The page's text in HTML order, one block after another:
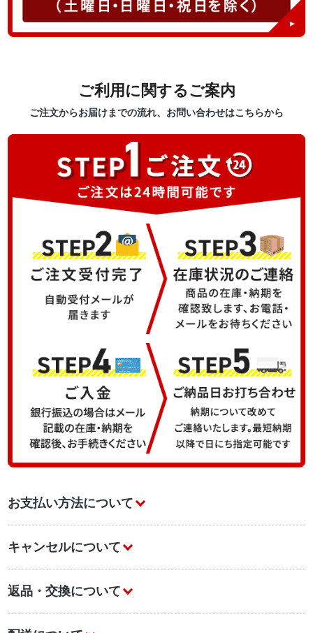
ご利用に関するご案内
ご注文からお届けまでの流れ、お問い合わせはこちらから
お支払い方法について
キャンセルについて
返品・交換について